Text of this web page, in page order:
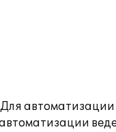
автоматизации